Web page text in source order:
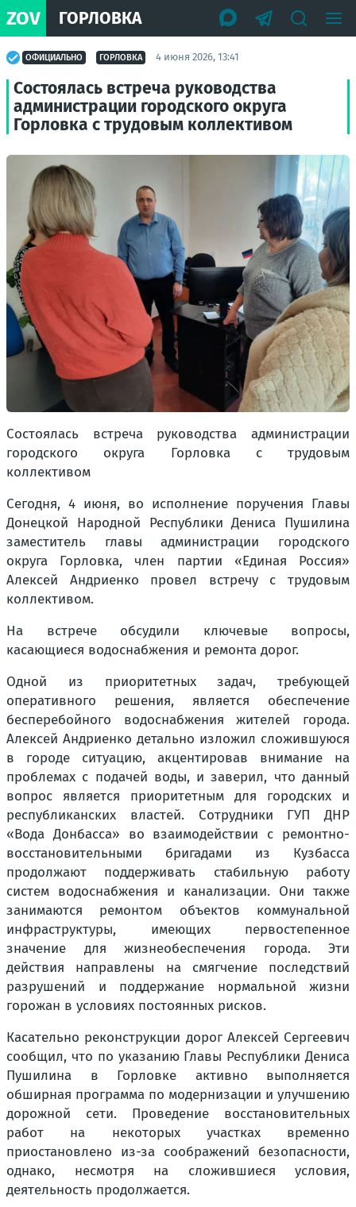
ZOV ГОРЛОВКА
ОФИЦИАЛЬНО ГОРЛОВКА 4 июня 2026, 13:41
Состоялась встреча руководства
администрации городского округа
Горловка с трудовым коллективом
Состоялась встреча руководства администрации
городского округа Горловка с трудовым
коллективом
Сегодня, 4 июня, во исполнение поручения Главы
Донецкой Народной Республики Дениса Пушилина
заместитель главы администрации городского
округа Горловка, член партии «Единая Россия»
Алексей Андриенко провел встречу с трудовым
коллективом.
На встрече обсудили ключевые вопросы,
касающиеся водоснабжения и ремонта дорог.
Одной из приоритетных задач, требующей
оперативного решения, является обеспечение
бесперебойного водоснабжения жителей города.
Алексей Андриенко детально изложил сложившуюся
в городе ситуацию, акцентировав внимание на
проблемах с подачей воды, и заверил, что данный
вопрос является приоритетным для городских и
республиканских властей. Сотрудники ГУП ДНР
«Вода Донбасса» во взаимодействии с ремонтно-
восстановительными бригадами из Кузбасса
продолжают поддерживать стабильную работу
систем водоснабжения и канализации. Они также
занимаются ремонтом объектов коммунальной
инфраструктуры, имеющих первостепенное
значение для жизнеобеспечения города. Эти
действия направлены на смягчение последствий
разрушений и поддержание нормальной жизни
горожан в условиях постоянных рисков.
Касательно реконструкции дорог Алексей Сергеевич
сообщил, что по указанию Главы Республики Дениса
Пушилина в Горловке активно выполняется
обширная программа по модернизации и улучшению
дорожной сети. Проведение восстановительных
работ на некоторых участках временно
приостановлено из-за соображений безопасности,
однако, несмотря на сложившиеся условия,
деятельность продолжается.